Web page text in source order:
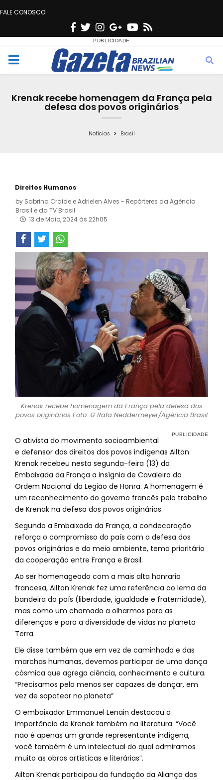
FALE CONOSCO
F
c
e
o
T
w
i
t
e
n
s
t
g
r
a
G
o
o
g
e
Y
u
t
b
e
s
M
Krenak recebe homenagem da França pela
defesa dos povos originários
Notícias Brasil
Direitos Humanos
by Sabrina Craide e Adrielen Alves - Repórteres da Agência
Brasil e da TV Brasil
13 de Maio, 2024 às 22h05
Krenak recebe homenagem da França pela defesa dos
povos originários Foto: © Rafa Neddermeyer/Agência Brasil
O ativista do movimento socioambiental
e defensor dos direitos dos povos indígenas Ailton
Krenak recebeu nesta segunda-feira (13) da
Embaixada da França a insígnia de Cavaleiro da
Ordem Nacional da Legião de Honra. A homenagem é
um reconhecimento do governo francês pelo trabalho
de Krenak na defesa dos povos originários.
Segundo a Embaixada da França, a condecoração
reforça o compromisso do país com a defesa dos
povos originários e do meio ambiente, tema prioritário
da cooperação entre França e Brasil.
Ao ser homenageado com a mais alta honraria
francesa, Ailton Krenak fez uma referência ao lema da
bandeira do país (liberdade, igualdade e fraternidade),
mas como um chamado a olharmos para as
diferenças e para a diversidade de vidas no planeta
Terra.
Ele disse também que em vez de caminhada e das
marchas humanas, devemos participar de uma dança
cósmica que agrega ciência, conhecimento e cultura.
“Precisamos pelo menos ser capazes de dançar, em
vez de sapatear no planeta”
O embaixador Emmanuel Lenain destacou a
importância de Krenak também na literatura. “Você
não é apenas um grande representante indígena,
você também é um intelectual do qual admiramos
muito as obras artísticas e literárias”.
Ailton Krenak participou da fundação da Aliança dos